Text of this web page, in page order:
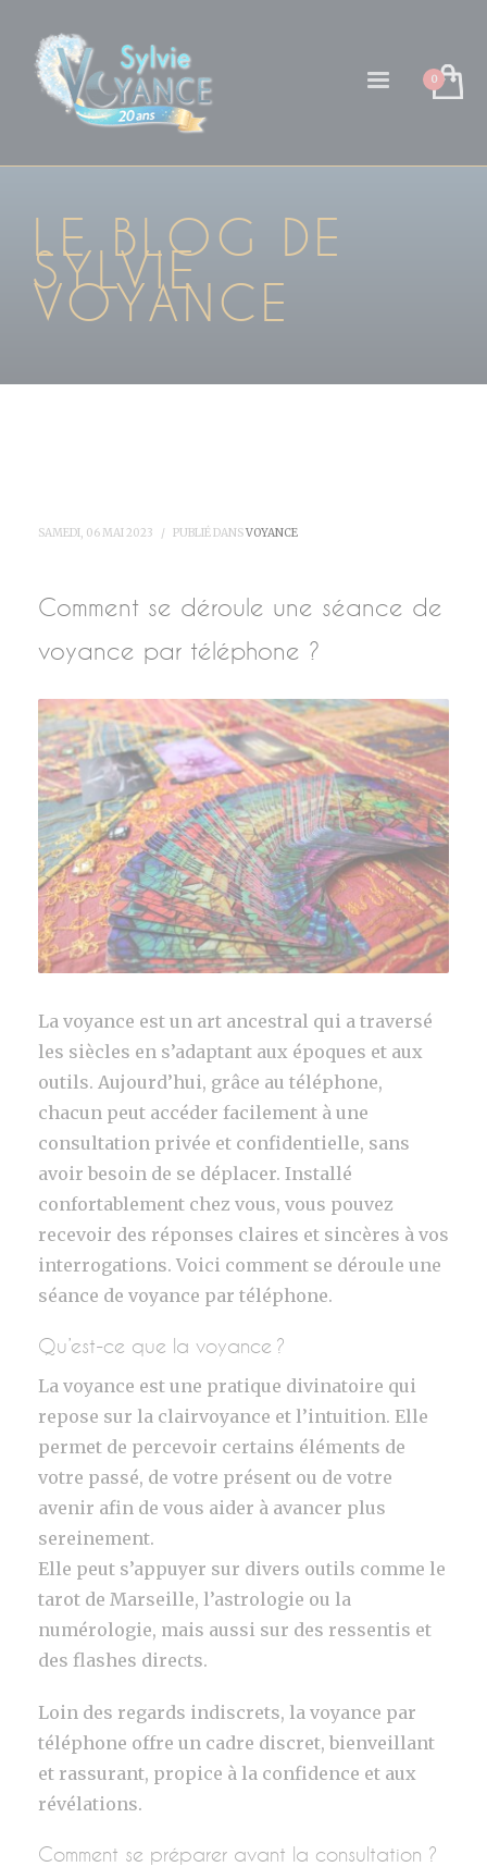
LE BLOG DE
SYLVIE
VOYANCE
SAMEDI, 06 MAI 2023 / PUBLIÉ DANSVOYANCE
Comment se déroule une séance de
voyance par téléphone ?
La voyance est un art ancestral qui a traversé
les siècles en s’adaptant aux époques et aux
outils. Aujourd’hui, grâce au téléphone,
chacun peut accéder facilement à une
consultation privée et confidentielle, sans
avoir besoin de se déplacer. Installé
confortablement chez vous, vous pouvez
recevoir des réponses claires et sincères à vos
interrogations. Voici comment se déroule une
séance de voyance par téléphone.
Qu’est-ce que la voyance ?
La voyance est une pratique divinatoire qui
repose sur la clairvoyance et l’intuition. Elle
permet de percevoir certains éléments de
votre passé, de votre présent ou de votre
avenir afin de vous aider à avancer plus
sereinement.
Elle peut s’appuyer sur divers outils comme le
tarot de Marseille, l’astrologie ou la
numérologie, mais aussi sur des ressentis et
des flashes directs.
Loin des regards indiscrets, la voyance par
téléphone offre un cadre discret, bienveillant
et rassurant, propice à la confidence et aux
révélations.
Comment se préparer avant la consultation ?